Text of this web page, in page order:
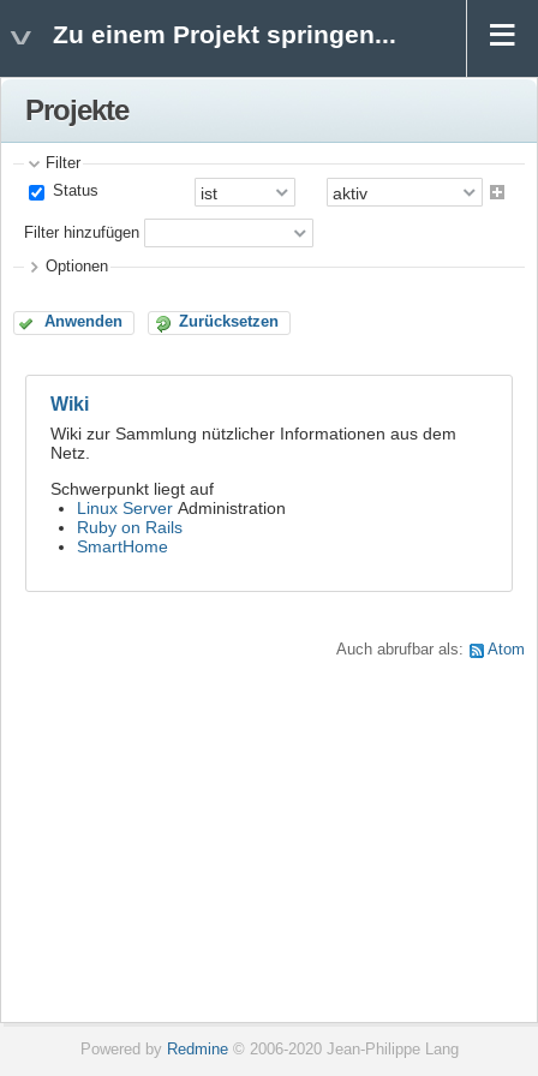
Zu einem Projekt springen...
Projekte
Filter
Status
Filter hinzufügen
Optionen
Anwenden Zurücksetzen
Wiki
Wiki zur Sammlung nützlicher Informationen aus dem
Netz.
Schwerpunkt liegt auf
Linux Server Administration
Ruby on Rails
SmartHome
Auch abrufbar als: Atom
Powered by Redmine© 2006-2020 Jean-Philippe Lang